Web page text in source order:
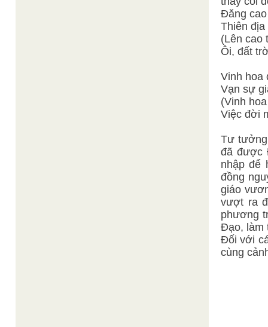
Đăng
Thiên địa
(Lên cao
Ôi, đất
Vinh hoa
Vạn sự
(Vinh
Việc đời
Tư
đã được
nhập để
đồng
giáo
vượt ra
phương
Đạo, làm
Đối với
cùng